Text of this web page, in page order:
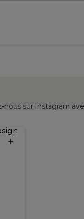
nous sur Instagram